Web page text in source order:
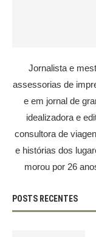
Jornalista e
assessorias de
e em jornal de
idealizadora e
consultora de
e histórias dos
morou por 26
POSTS RECENTES